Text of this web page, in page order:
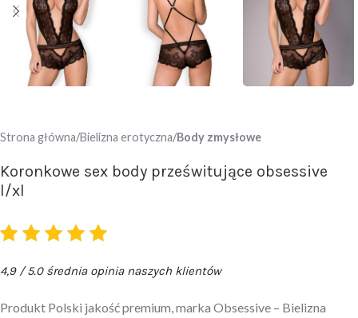
Strona główna Bielizna erotyczna Body zmysłowe
Koronkowe sex body prześwitujące obsessive
l/xl
4,9 / 5.0 średnia opinia naszych klientów
Produkt Polski jakość premium, marka Obsessive – Bielizna